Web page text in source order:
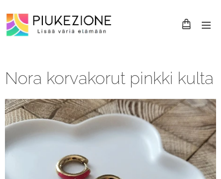
Nora korvakorut pinkki kulta